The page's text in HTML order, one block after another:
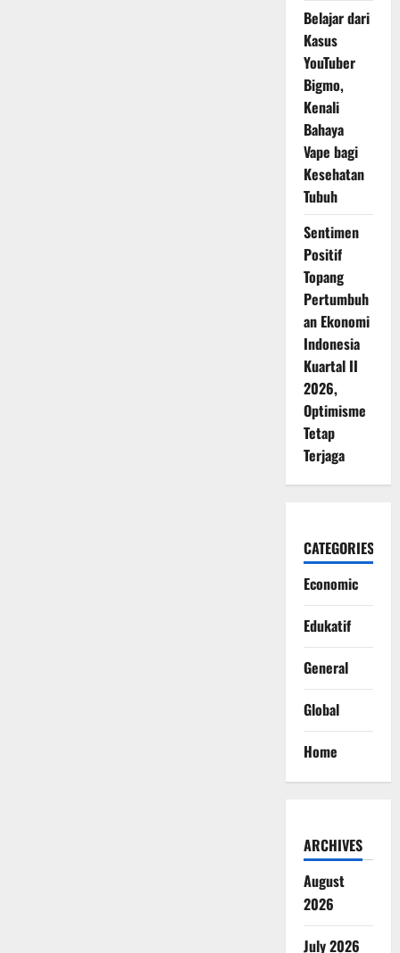
Belajar dari
Kasus
YouTuber
Bigmo,
Kenali
Bahaya
Vape bagi
Kesehatan
Tubuh
Sentimen
Positif
Topang
Pertumbuh
an Ekonomi
Indonesia
Kuartal II
2026,
Optimisme
Tetap
Terjaga
CATEGORIES
Economic
Edukatif
General
Global
Home
ARCHIVES
August
2026
July 2026